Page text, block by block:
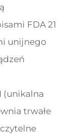
FDA 21
unijnego
(unikalna
trwałe